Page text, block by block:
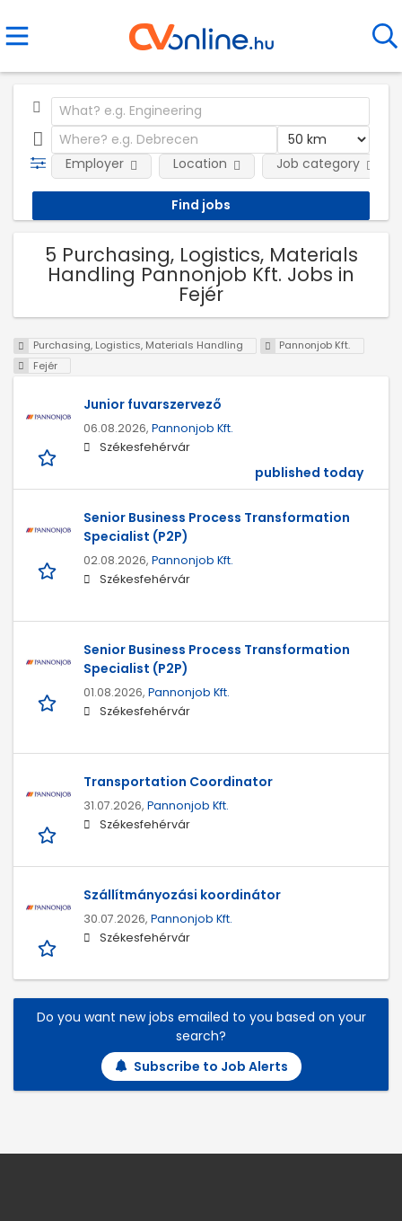
Employer Location Job category
5 Purchasing, Logistics, Materials
Handling Pannonjob Kft. Jobs in
Fejér
Purchasing, Logistics, Materials Handling
Pannonjob Kft.
Fejér
Junior fuvarszervező
06.08.2026, Pannonjob Kft.
Székesfehérvár
published today
Senior Business Process Transformation
Specialist (P2P)
02.08.2026, Pannonjob Kft.
Székesfehérvár
Senior Business Process Transformation
Specialist (P2P)
01.08.2026, Pannonjob Kft.
Székesfehérvár
Transportation Coordinator
31.07.2026, Pannonjob Kft.
Székesfehérvár
Szállítmányozási koordinátor
30.07.2026, Pannonjob Kft.
Székesfehérvár
Do you want new jobs emailed to you based on your
search?
Subscribe to Job Alerts